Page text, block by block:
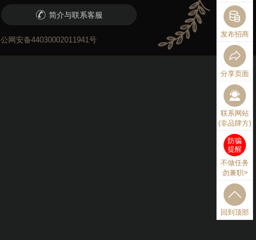
发布招商
分享页面
联系网站
(非品牌方)
防骗
提醒
不做任务
勿兼职>
回到顶部
简介与联系客服
网安备44030002011941号